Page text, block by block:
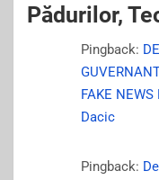
Pădurilor,
Pingback:
FAKE
Dacic
Pingback: